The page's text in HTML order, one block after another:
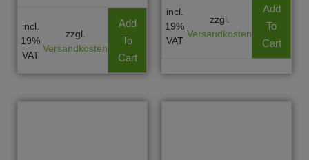
incl.
19%
VAT
zzgl.
Versandkosten
Add
To
Cart
incl.
19%
VAT
zzgl.
Versandkosten
Add
To
Cart